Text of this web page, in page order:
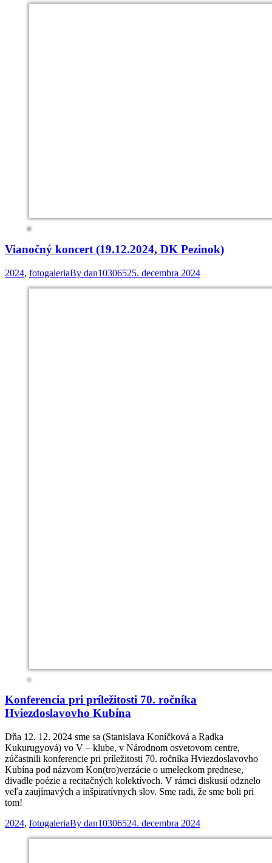
Vianočný koncert (19.12.2024, DK Pezinok)
2024, fotogaleriaBy dan10306525. decembra 2024
Konferencia pri príležitosti 70. ročníka
Hviezdoslavovho Kubína
Dňa 12. 12. 2024 sme sa (Stanislava Koníčková a Radka
Kukurugyová) vo V – klube, v Národnom osvetovom centre,
zúčastnili konferencie pri príležitosti 70. ročníka Hviezdoslavovho
Kubína pod názvom Kon(tro)verzácie o umeleckom prednese,
divadle poézie a recitačných kolektívoch. V rámci diskusií odznelo
veľa zaujímavých a inšpiratívnych slov. Sme radi, že sme boli pri
tom!
2024, fotogaleriaBy dan10306524. decembra 2024